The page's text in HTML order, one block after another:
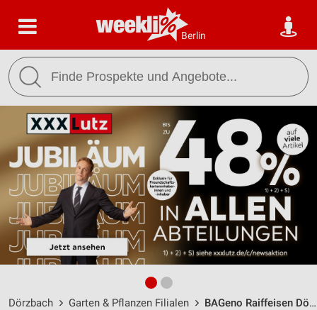
Berlin
Dörzbach Garten & Pflanzen Filialen BAGeno Raiffeisen Dörzbach / Klepsauer Straße 34 - Öffnungszeiten & Adresse